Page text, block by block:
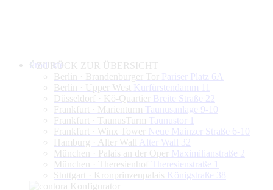
ZURÜCK ZUR ÜBERSICHT
Berlin · Brandenburger Tor
Pariser Platz 6A
Berlin · Upper West Kurfürstendamm 11
Düsseldorf · Kö-Quartier
Breite Straße 22
Frankfurt · Marienturm Taunusanlage 9-10
Frankfurt · TaunusTurm Taunustor 1
Frankfurt · Winx Tower
Neue Mainzer Straße 6-10
Hamburg · Alter Wall
Alter Wall 32
München · Palais an der Oper
Maximilianstraße 2
München · Theresienhof Theresienstraße 1
Stuttgart · Kronprinzenpalais Königstraße 38
Produkte